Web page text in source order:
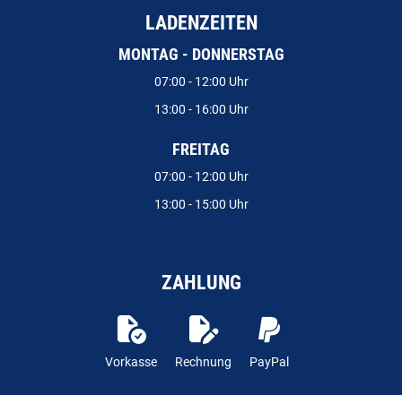
LADENZEITEN
MONTAG - DONNERSTAG
07:00 - 12:00 Uhr
13:00 - 16:00 Uhr
FREITAG
07:00 - 12:00 Uhr
13:00 - 15:00 Uhr
ZAHLUNG
Vorkasse Rechnung PayPal